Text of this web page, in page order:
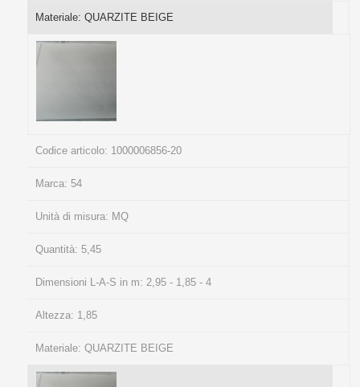
Materiale: QUARZITE BEIGE
Codice articolo: 1000006856-20
Marca: 54
Unità di misura: MQ
Quantità: 5,45
Dimensioni L-A-S in m: 2,95 - 1,85 - 4
Altezza: 1,85
Materiale: QUARZITE BEIGE